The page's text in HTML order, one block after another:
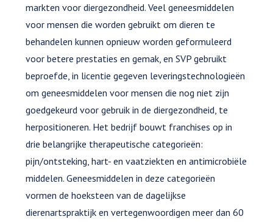
markten voor diergezondheid. Veel geneesmiddelen
voor mensen die worden gebruikt om dieren te
behandelen kunnen opnieuw worden geformuleerd
voor betere prestaties en gemak, en SVP gebruikt
beproefde, in licentie gegeven leveringstechnologieën
om geneesmiddelen voor mensen die nog niet zijn
goedgekeurd voor gebruik in de diergezondheid, te
herpositioneren. Het bedrijf bouwt franchises op in
drie belangrijke therapeutische categorieën:
pijn/ontsteking, hart- en vaatziekten en antimicrobiële
middelen. Geneesmiddelen in deze categorieën
vormen de hoeksteen van de dagelijkse
dierenartspraktijk en vertegenwoordigen meer dan 60